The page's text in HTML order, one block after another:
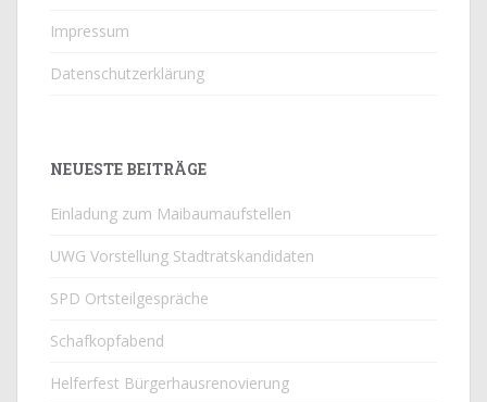
Impressum
Datenschutzerklärung
NEUESTE BEITRÄGE
Einladung zum Maibaumaufstellen
UWG Vorstellung Stadtratskandidaten
SPD Ortsteilgespräche
Schafkopfabend
Helferfest Bürgerhausrenovierung